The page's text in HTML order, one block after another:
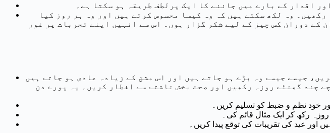
اقدار کے بارے میں جاننے کا ایک پرلطف طریقہ ہو سکتا ہے۔
وہ لکھ سکتے ہیں کہ وہ کیسا محسوس کرتے ہیں اور وہ ہر روز کیا
کے دوران کس چیز کے لیے شکر گزار ہوں۔ اس سے انہیں اپنے تجربات پر غور
جیسے جیسے وہ بڑے ہو جاتے ہیں اور اس مشق کے زیادہ عادی ہو جاتے ہیں
چند گھنٹے روزہ رکھیں اور صحت بخش ناشتے سے افطار کریں۔ یہ پورے دن
خود نظم و ضبط کو تسلیم کریں۔
رکھ کر ایک مثال قائم کی۔
اور عید کی تقریبات کی توقع پیدا کریں۔